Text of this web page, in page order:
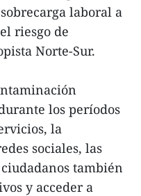
laboral a
riesgo de
Norte-Sur.
los períodos
la
sociales, las
también
y acceder a